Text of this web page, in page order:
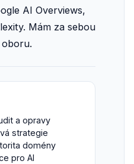
AI Overviews,
Mám za sebou
a opravy
strategie
domény
pro AI